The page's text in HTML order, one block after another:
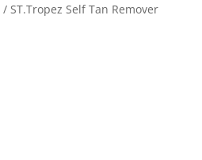
/ ST.Tropez Self Tan Remover